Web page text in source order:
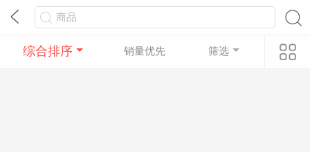
综合排序 销量优先 筛选